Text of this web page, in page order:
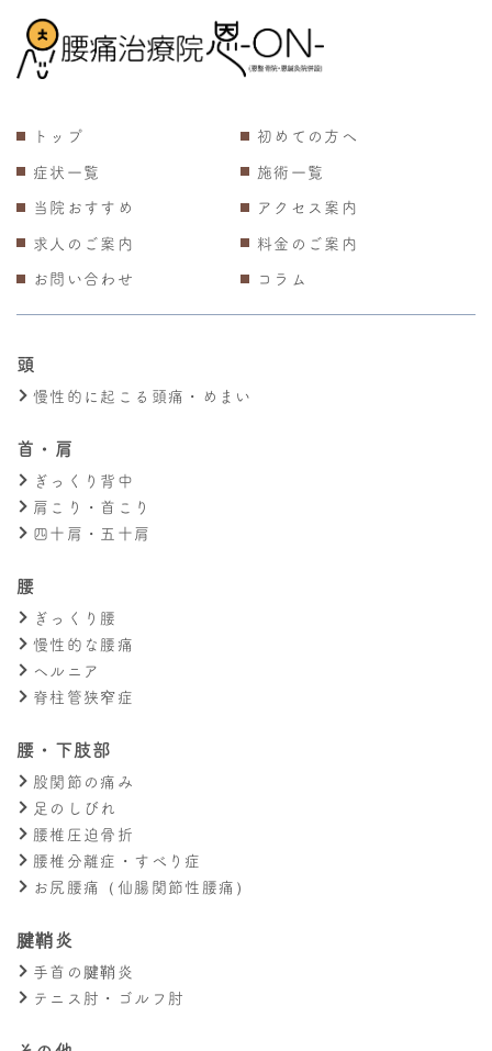
トップ
初めての方へ
症状一覧
施術一覧
当院おすすめ
アクセス案内
求人のご案内
料金のご案内
お問い合わせ
コラム
頭
慢性的に起こる頭痛・めまい
首・肩
ぎっくり背中
肩こり・首こり
四十肩・五十肩
腰
ぎっくり腰
慢性的な腰痛
ヘルニア
脊柱管狭窄症
腰・下肢部
股関節の痛み
足のしびれ
腰椎圧迫骨折
腰椎分離症・すべり症
お尻腰痛（仙腸関節性腰痛）
腱鞘炎
手首の腱鞘炎
テニス肘・ゴルフ肘